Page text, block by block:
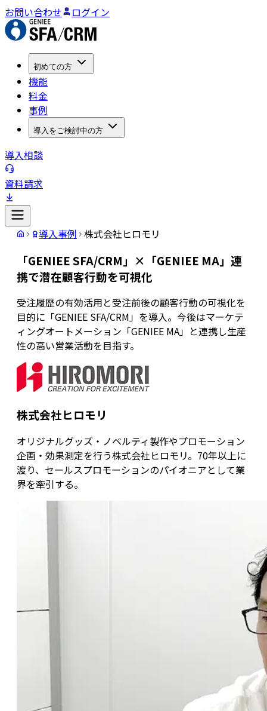
お問い合わせ ログイン
初めての方
機能
料金
事例
導入をご検討中の方
導入相談
資料請求
導入事例 株式会社ヒロモリ
「GENIEE SFA/CRM」×「GENIEE MA」連
携で潜在顧客行動を可視化
受注履歴の有効活用と受注前後の顧客行動の可視化を
目的に「GENIEE SFA/CRM」を導入。今後はマーケテ
ィングオートメーション「GENIEE MA」と連携し生産
性の高い営業活動を目指す。
株式会社ヒロモリ
オリジナルグッズ・ノベルティ製作やプロモーション
企画・効果測定を行う株式会社ヒロモリ。70年以上に
渡り、セールスプロモーションのパイオニアとして業
界を牽引する。